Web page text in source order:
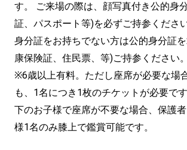
す。 ご来場の際は、顔写真付き公的身
証、パスポート等)を必ずご持参くださ
身分証をお持ちでない方は公的身分証
康保険証、住⺠票、等)ご持参ください。
※6歳以上有料。ただし座席が必要な場
も、1名につき1枚のチケットが必要で
下のお子様で座席が不要な場合、保護
様1名のみ膝上で鑑賞可能です。